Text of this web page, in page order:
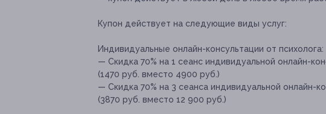
Купон действует на следующие виды услуг:
Индивидуальные онлайн-консультации от психолога:
— Скидка 70% на 1 сеанс индивидуальной онлайн-
(1470 руб. вместо 4900 руб.)
— Скидка 70% на 3 сеанса индивидуальной онлайн-
(3870 руб. вместо 12 900 руб.)